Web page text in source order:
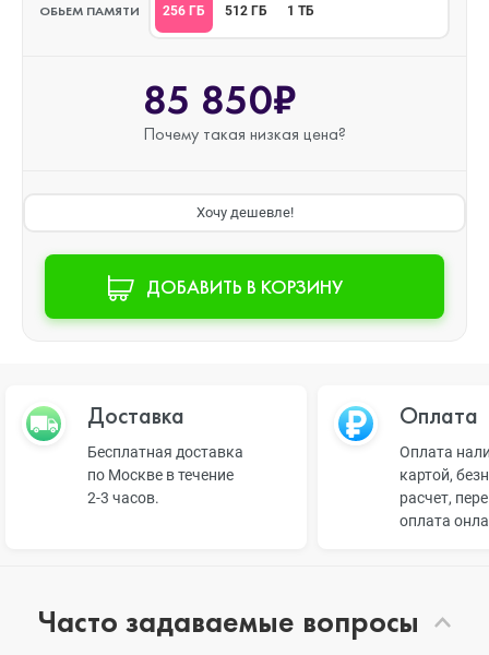
ОБЬЕМ ПАМЯТИ 256 ГБ 512 ГБ 1 ТБ
85 850₽
Почему такая низкая цена?
Хочу дешевле!
ДОБАВИТЬ В КОРЗИНУ
Доставка
Бесплатная доставка
по Москве в течение
2-3 часов.
Оплата
Оплата
картой,
расчет,
оплата
Часто задаваемые вопросы